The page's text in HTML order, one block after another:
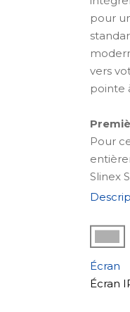
pour
vers
pointe
Pour
Slinex
vers
interne
une
Écran
Écran